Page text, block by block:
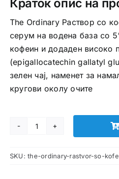
Краток опис на
The Ordinary Раствор со
серум на водена база со
кофеин и додаден високо
(epigallocatechin gallatyl
зелен чај, наменет за
кругови околу очите
The
раствор
SKU:the-ordinary-rastvor-so-